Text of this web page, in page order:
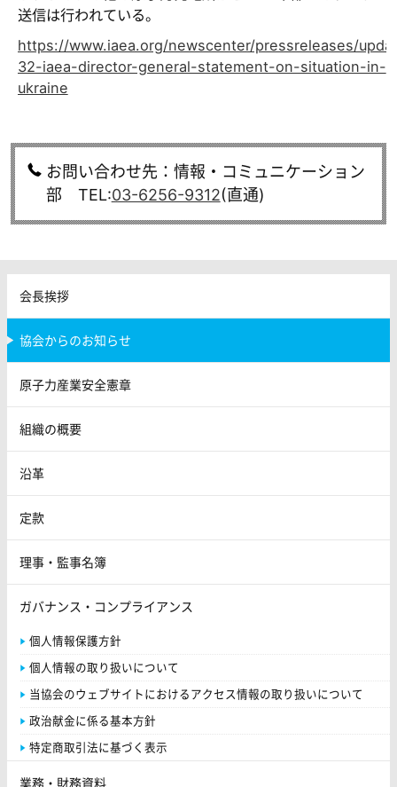
送信は行われている。
https://www.iaea.org/newscenter/pressreleases/
32-iaea-director-general-statement-on-situation-in-
ukraine
お問い合わせ先：情報・コミュニケーション
部 TEL:03-6256-9312(直通)
会長挨拶
協会からのお知らせ
原子力産業安全憲章
組織の概要
沿革
定款
理事・監事名簿
ガバナンス・コンプライアンス
個人情報保護方針
個人情報の取り扱いについて
当協会のウェブサイトにおけるアクセス情報の取り扱いについて
政治献金に係る基本方針
特定商取引法に基づく表示
業務・財務資料